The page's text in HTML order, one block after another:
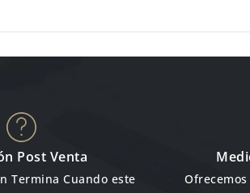
Post Venta
Termina Cuando este
Ofrecemos